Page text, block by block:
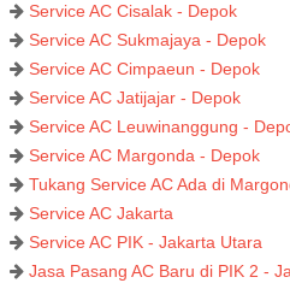
Service AC Cisalak - Depok
Service AC Sukmajaya - Depok
Service AC Cimpaeun - Depok
Service AC Jatijajar - Depok
Service AC Leuwinanggung -
Service AC Margonda - Depok
Tukang Service AC Ada di
Service AC Jakarta
Service AC PIK - Jakarta Utara
Jasa Pasang AC Baru di PIK 2 -